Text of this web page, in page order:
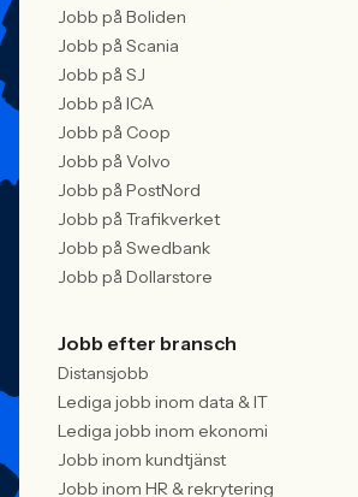
Jobb på Boliden
Jobb på Scania
Jobb på SJ
Jobb på ICA
Jobb på Coop
Jobb på Volvo
Jobb på PostNord
Jobb på Trafikverket
Jobb på Swedbank
Jobb på Dollarstore
Jobb efter bransch
Distansjobb
Lediga jobb inom data & IT
Lediga jobb inom ekonomi
Jobb inom kundtjänst
Jobb inom HR & rekrytering